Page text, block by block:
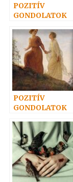
POZITÍV
GONDOLATOK
POZITÍV
GONDOLATOK